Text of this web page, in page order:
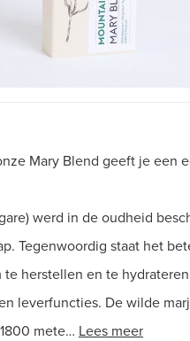
Mary Blend geeft je een
werd in de oudheid
Tegenwoordig staat het
herstellen en te
leverfuncties. De wilde
mete… Lees meer